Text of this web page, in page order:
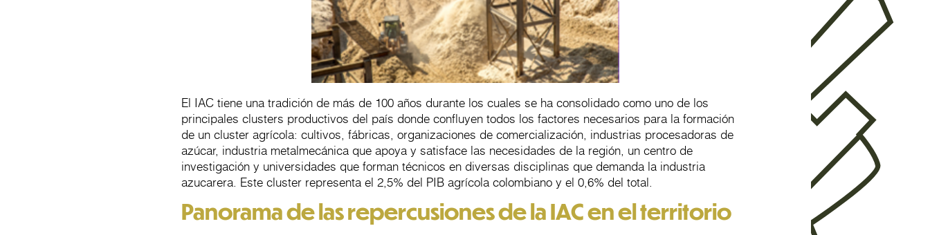
El IAC tiene una tradición de más de 100 años durante los cuales se ha consolidado como uno de los
principales clusters productivos del país donde confluyen todos los factores necesarios para la formación
de un cluster agrícola: cultivos, fábricas, organizaciones de comercialización, industrias procesadoras de
azúcar, industria metalmecánica que apoya y satisface las necesidades de la región, un centro de
investigación y universidades que forman técnicos en diversas disciplinas que demanda la industria
azucarera. Este cluster representa el 2,5% del PIB agrícola colombiano y el 0,6% del total.
Panorama de las repercusiones de la IAC en el territorio